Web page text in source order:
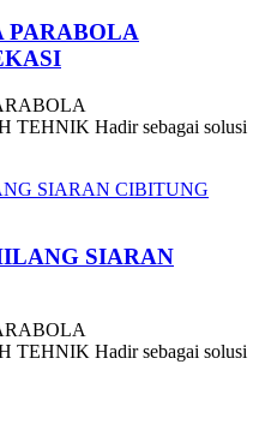
PARABOLA
Hadir sebagai solusi
SIARAN
Hadir sebagai solusi